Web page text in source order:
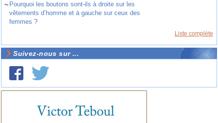
~ Pourquoi les boutons sont-ils à droite sur les
vêtements d’homme et à gauche sur ceux des
femmes ?
Liste complète
Suivez-nous sur ...